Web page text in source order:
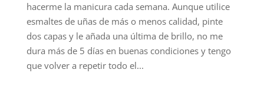
hacerme la manicura cada semana. Aunque utilice
esmaltes de uñas de más o menos calidad, pinte
dos capas y le añada una última de brillo, no me
dura más de 5 días en buenas condiciones y tengo
que volver a repetir todo el...